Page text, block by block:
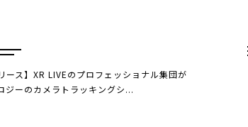
ース】XR LIVEのプロフェッショナル集団が
ジーのカメラトラッキングシ...